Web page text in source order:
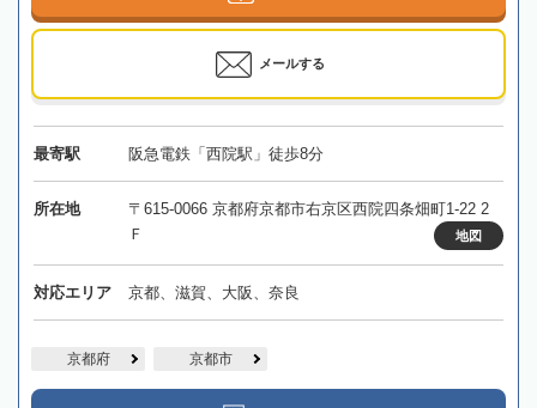
メールする
最寄駅 阪急電鉄「西院駅」徒歩8分
所在地
〒615-0066 京都府京都市右京区西院四条畑町1-22 2
Ｆ
地図
対応エリア 京都、滋賀、大阪、奈良
京都府 京都市